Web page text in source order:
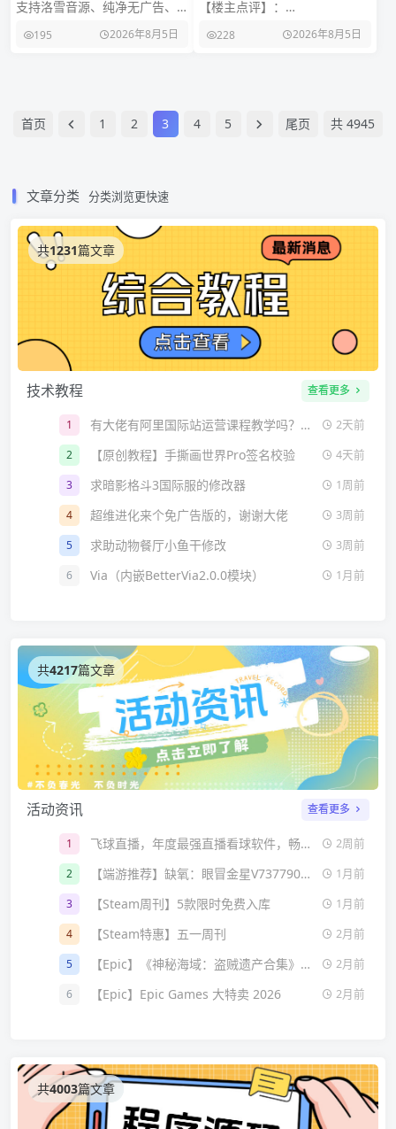
纯净
支持洛雪音源、纯净无广告、
源、界面清晰简洁 📢【应用名
195 2026年8月5日
【楼主点评】：
Everything 搜索引擎的强大功
228 2026年8月5日
首页 1 2 3 4 5 尾页
共 4945
文章分类 分类浏览更快速
共1231篇文章
技术教程 查看更多
1 有大佬有阿里国际站运营课程教学吗？🥺🥺
2天前
2
【原创教程】手撕画世界Pro签名校验
4天前
3
求暗影格斗3国际服的修改器
1周前
4
超维进化来个免广告版的，谢谢大佬
3周前
5
求助动物餐厅小鱼干修改
3周前
6
Via（内嵌BetterVia2.0.0模块） 1月前
共4217篇文章
活动资讯 查看更多
1 飞球直播，年度最强直播看球软件，畅看海量超清主播直播和原声赛事
2周前
2
【端游推荐】缺氧：眼冒金星V737790全DLC
1月前
3
【Steam周刊】5款限时免费入库
1月前
4
【Steam特惠】五一周刊
2月前
5
【Epic】《神秘海域：盗贼遗产合集》特价秒杀
2月前
6
【Epic】Epic Games 大特卖 2026 2月前
共4003篇文章